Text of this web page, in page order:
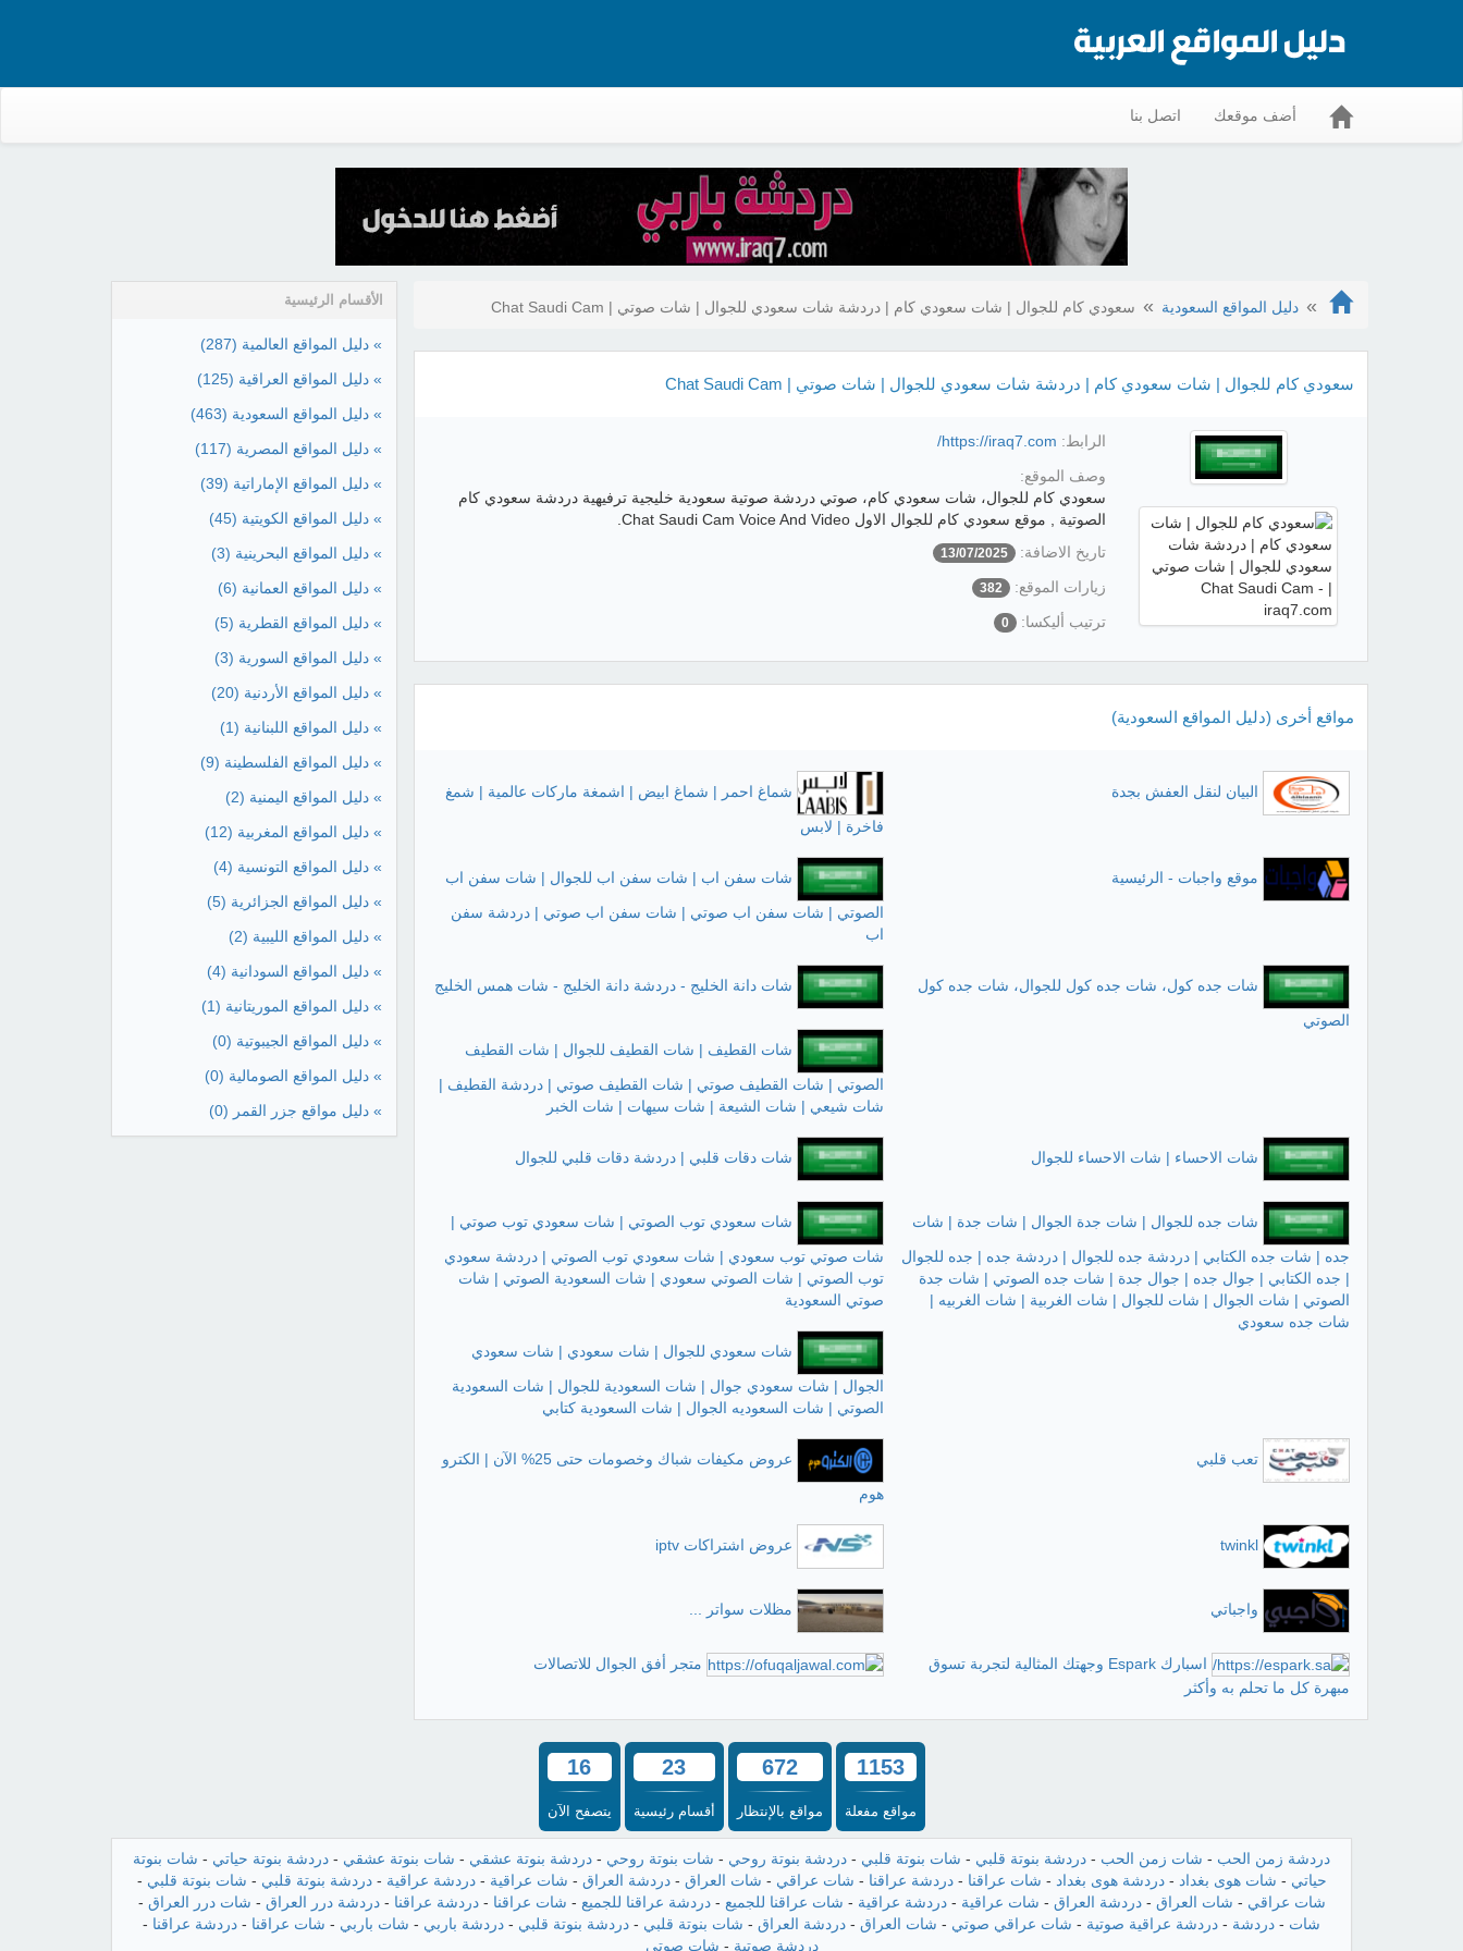
أضف موقعك اتصل بنا
دليل المواقع السعودية سعودي كام للجوال | شات سعودي كام | دردشة شات سعودي للجوال | شات صوتي | Chat Saudi Cam
سعودي كام للجوال | شات سعودي كام | دردشة شات سعودي للجوال | شات صوتي | Chat Saudi Cam
الرابط: https://iraq7.com/
وصف الموقع:
سعودي كام للجوال، شات سعودي كام، صوتي دردشة صوتية سعودية خليجية ترفيهية دردشة سعودي كام
الصوتية , موقع سعودي كام للجوال الاول Chat Saudi Cam Voice And Video.
تاريخ الاضافة:
13/07/2025
زيارات الموقع: 382
ترتيب أليكسا: 0
مواقع أخرى (دليل المواقع السعودية)
البيان لنقل العفش بجدة
شماغ احمر | شماغ ابيض | اشمغة ماركات عالمية | شمغ
فاخرة | لابس
موقع واجبات - الرئيسية
شات سفن اب | شات سفن اب للجوال | شات سفن اب
الصوتي | شات سفن اب صوتي | شات سفن اب صوتي | دردشة سفن
اب
شات جده كول، شات جده كول للجوال، شات جده كول
الصوتي
شات دانة الخليج - دردشة دانة الخليج - شات همس الخليج
شات القطيف | شات القطيف للجوال | شات القطيف
الصوتي | شات القطيف صوتي | شات القطيف صوتي | دردشة القطيف |
شات شيعي | شات الشيعة | شات سيهات | شات الخبر
شات الاحساء | شات الاحساء للجوال شات دقات قلبي | دردشة دقات قلبي للجوال
شات جده للجوال | شات جدة الجوال | شات جدة | شات
جده | شات جده الكتابي | دردشة جده للجوال | دردشة جده | جده للجوال
| جده الكتابي | جوال جده | جوال جدة | شات جده الصوتي | شات جدة
الصوتي | شات الجوال | شات للجوال | شات الغربية | شات الغربيه |
شات جده سعودي
شات سعودي توب الصوتي | شات سعودي توب صوتي |
شات صوتي توب سعودي | شات سعودي توب الصوتي | دردشة سعودي
توب الصوتي | شات الصوتي سعودي | شات السعودية الصوتي | شات
صوتي السعودية
شات سعودي للجوال | شات سعودي | شات سعودي
الجوال | شات سعودي جوال | شات السعودية للجوال | شات السعودية
الصوتي | شات السعوديه الجوال | شات السعودية كتابي
تعب قلبي
عروض مكيفات شباك وخصومات حتى 25% الآن | الكترو
هوم
twinkl عروض اشتراكات iptv
واجباتي مظلات سواتر ...
اسبارك Espark وجهتك المثالية لتجربة تسوق
مبهرة كل ما تحلم به وأكثر
متجر أفق الجوال للاتصالات
الأقسام الرئيسية
» دليل المواقع العالمية (287)
» دليل المواقع العراقية (125)
» دليل المواقع السعودية (463)
» دليل المواقع المصرية (117)
» دليل المواقع الإماراتية (39)
» دليل المواقع الكويتية (45)
» دليل المواقع البحرينية (3)
» دليل المواقع العمانية (6)
» دليل المواقع القطرية (5)
» دليل المواقع السورية (3)
» دليل المواقع الأردنية (20)
» دليل المواقع اللبنانية (1)
» دليل المواقع الفلسطينة (9)
» دليل المواقع اليمنية (2)
» دليل المواقع المغربية (12)
» دليل المواقع التونسية (4)
» دليل المواقع الجزائرية (5)
» دليل المواقع الليبية (2)
» دليل المواقع السودانية (4)
» دليل المواقع الموريتانية (1)
» دليل المواقع الجيبوتية (0)
» دليل المواقع الصومالية (0)
» دليل مواقع جزر القمر (0)
1153
مواقع مفعلة
672
مواقع بالإنتظار
23
أقسام رئيسية
16
يتصفح الآن
دردشة زمن الحب - شات زمن الحب - دردشة بنوتة قلبي - شات بنوتة قلبي - دردشة بنوتة روحي - شات بنوتة روحي - دردشة بنوتة عشقي - شات بنوتة عشقي - دردشة بنوتة حياتي - شات بنوتة
حياتي - شات هوى بغداد -دردشة هوى بغداد - شات عراقنا -دردشة عراقنا - شات عراقي - شات العراق -دردشة العراق - شات عراقية -دردشة عراقية -دردشة بنوتة قلبي - شات بنوتة قلبي -
شات عراقي - شات العراق -دردشة العراق - شات عراقية -دردشة عراقية - شات عراقنا للجميع -دردشة عراقنا للجميع - شات عراقنا -دردشة عراقنا -دردشة درر العراق - شات درر العراق -
شات - دردشة - دردشة عراقية صوتية - شات عراقي صوتي - شات العراق - دردشة العراق - شات بنوتة قلبي - دردشة بنوتة قلبي - دردشة باربي - شات باربي - شات عراقنا - دردشة عراقنا -
دردشة صوتية - شات صوتي